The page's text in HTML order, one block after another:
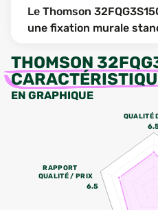
Le Thomson
une fixation murale
THOMSON
EN GRAPHIQUE
QUALITÉ
RAPPORT
QUALITÉ / PRIX
6.5